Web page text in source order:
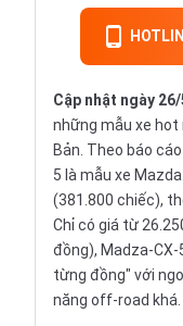
Cập nhật ngày
những mẫu xe
Bản. Theo báo
5 là mẫu xe
(381.800 chiếc),
Chỉ có giá từ
đồng), Madza-
từng đồng" với
năng off-road khá.